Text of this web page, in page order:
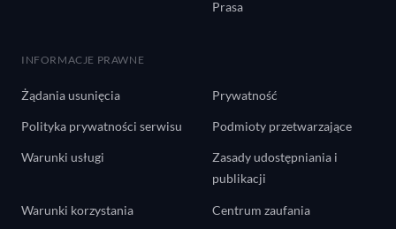
Prasa
INFORMACJE PRAWNE
Żądania usunięcia Prywatność
Polityka prywatności serwisu Podmioty przetwarzające
Warunki usługi
Zasady udostępniania i
publikacji
Warunki korzystania Centrum zaufania